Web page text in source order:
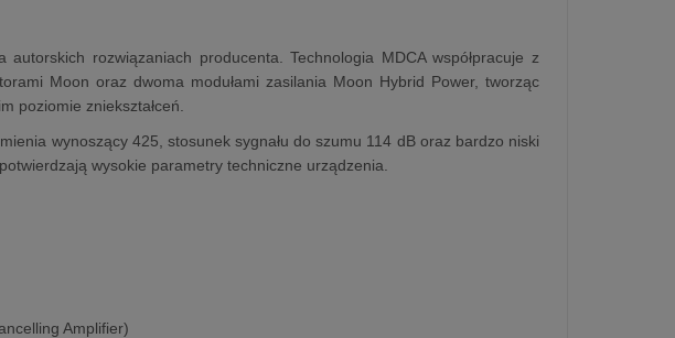
rozwiązaniach producenta. Technologia MDCA współpracuje z
Moon oraz dwoma modułami zasilania Moon Hybrid Power, tworząc
poziomie zniekształceń.
wynoszący 425, stosunek sygnału do szumu 114 dB oraz bardzo niski
wysokie parametry techniczne urządzenia.
Amplifier)